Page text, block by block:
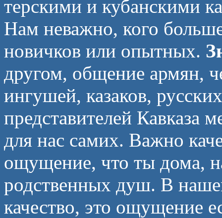
терскими и кубанскими
Нам неважно, кого
новичков или опытных.
другом, общение армян,
ингушей, казаков,
представителей
для нас самих. Важно
ощущение, что ты дома,
родственных душ. В
качество, это ощущение